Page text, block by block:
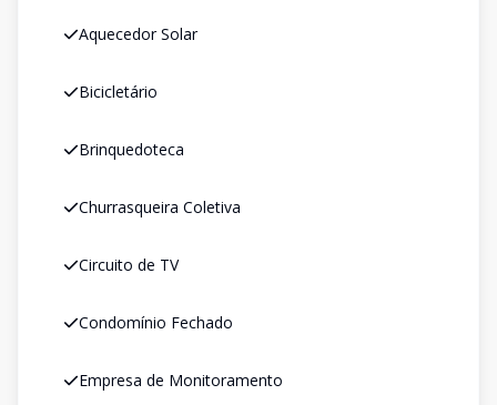
Aquecedor Solar
Bicicletário
Brinquedoteca
Churrasqueira Coletiva
Circuito de TV
Condomínio Fechado
Empresa de Monitoramento